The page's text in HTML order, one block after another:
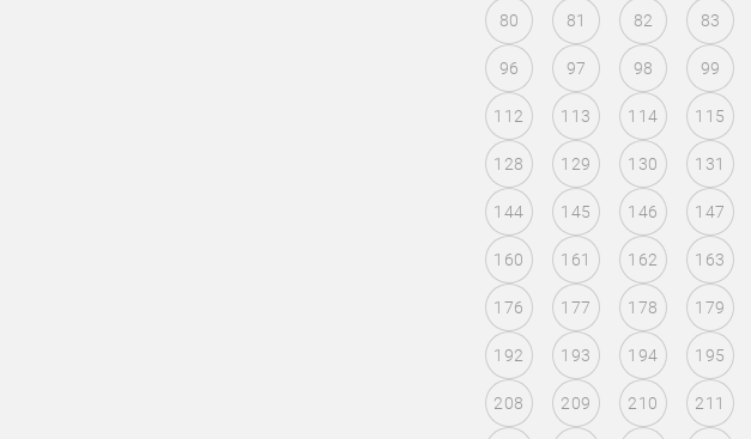
80 81 82 83
96 97 98 99
112 113 114 115
128 129 130 131
144 145 146 147
160 161 162 163
176 177 178 179
192 193 194 195
208 209 210 211